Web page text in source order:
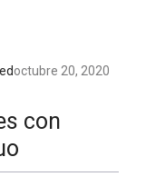
octubre 20, 2020
con